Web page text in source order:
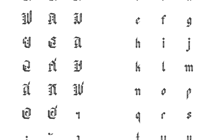
ฟ
ภ
ม
ย
ร
ล
ว
ศ
ษ
ส
ห
ฬ
อ
ฮ
ฯ
e
f
g
h
i
j
k
l
m
n
o
p
q
r
s